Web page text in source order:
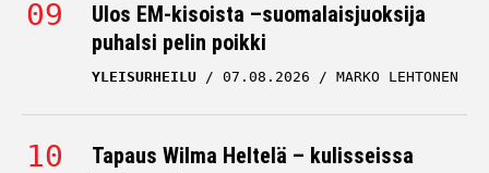
Ulos EM-kisoista –suomalaisjuoksija
puhalsi pelin poikki
YLEISURHEILU 07.08.2026 MARKO LEHTONEN
Tapaus Wilma Heltelä – kulisseissa